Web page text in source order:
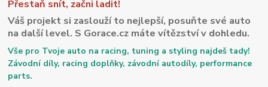
Přestaň snít, začni ladit!
Váš projekt si zaslouží to nejlepší, posuňte své auto
na další level. S Gorace.cz máte vítězství v dohledu.
Vše pro Tvoje auto na racing, tuning a styling najdeš tady!
Závodní díly, racing doplňky, závodní autodíly, performance
parts.